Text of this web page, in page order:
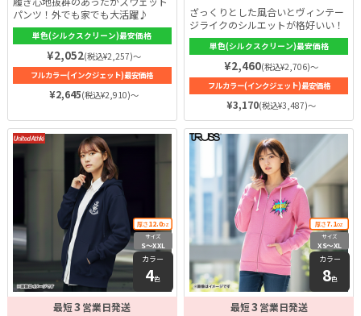
パンツ！外でも家でも大活躍♪
単色(シルクスクリーン)最安価格
¥2,052(税込¥2,257)～
フルカラー(インクジェット)最安価格
¥2,645(税込¥2,910)～
ざっくりとした風合いとヴィンテー
ジライクのシルエットが格好いい！
単色(シルクスクリーン)最安価格
¥2,460(税込¥2,706)～
フルカラー(インクジェット)最安価格
¥3,170(税込¥3,487)～
厚さ12.0oz
サイズ
S〜XXL
カラー
4色
最短3 営業日発送
厚さ7.1oz
サイズ
XS〜XL
カラー
8色
最短3 営業日発送